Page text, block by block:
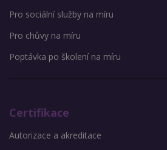
Pro sociální služby na míru
Pro chůvy na míru
Poptávka po školení na míru
Certifikace
Autorizace a akreditace